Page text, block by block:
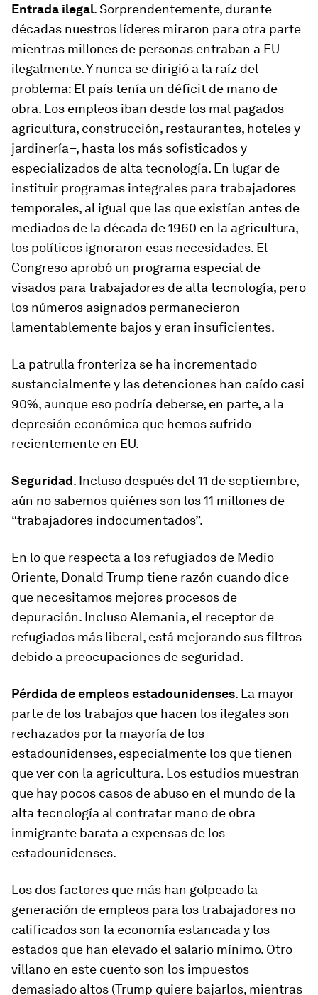
Entrada ilegal. Sorprendentemente, durante
décadas nuestros líderes miraron para otra parte
mientras millones de personas entraban a EU
ilegalmente. Y nunca se dirigió a la raíz del
problema: El país tenía un déficit de mano de
obra. Los empleos iban desde los mal pagados –
agricultura, construcción, restaurantes, hoteles y
jardinería–, hasta los más sofisticados y
especializados de alta tecnología. En lugar de
instituir programas integrales para trabajadores
temporales, al igual que las que existían antes de
mediados de la década de 1960 en la agricultura,
los políticos ignoraron esas necesidades. El
Congreso aprobó un programa especial de
visados para trabajadores de alta tecnología, pero
los números asignados permanecieron
lamentablemente bajos y eran insuficientes.
La patrulla fronteriza se ha incrementado
sustancialmente y las detenciones han caído casi
90%, aunque eso podría deberse, en parte, a la
depresión económica que hemos sufrido
recientemente en EU.
Seguridad. Incluso después del 11 de septiembre,
aún no sabemos quiénes son los 11 millones de
“trabajadores indocumentados”.
En lo que respecta a los refugiados de Medio
Oriente, Donald Trump tiene razón cuando dice
que necesitamos mejores procesos de
depuración. Incluso Alemania, el receptor de
refugiados más liberal, está mejorando sus filtros
debido a preocupaciones de seguridad.
Pérdida de empleos estadounidenses. La mayor
parte de los trabajos que hacen los ilegales son
rechazados por la mayoría de los
estadounidenses, especialmente los que tienen
que ver con la agricultura. Los estudios muestran
que hay pocos casos de abuso en el mundo de la
alta tecnología al contratar mano de obra
inmigrante barata a expensas de los
estadounidenses.
Los dos factores que más han golpeado la
generación de empleos para los trabajadores no
calificados son la economía estancada y los
estados que han elevado el salario mínimo. Otro
villano en este cuento son los impuestos
demasiado altos (Trump quiere bajarlos, mientras